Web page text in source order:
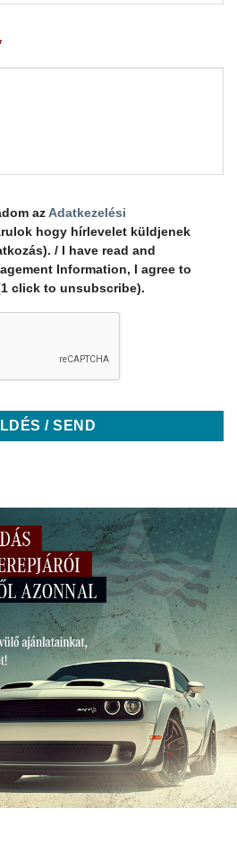
azAdatkezelési
hogy hírlevelet küldjenek
/ I have read and
Information, I agree to
click to unsubscribe).